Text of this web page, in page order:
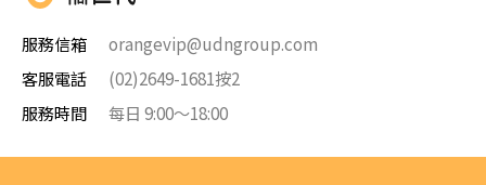
服務信箱
orangevip@udngroup.com
客服電話
(02)2649-1681按2
服務時間
每日 9:00～18:00